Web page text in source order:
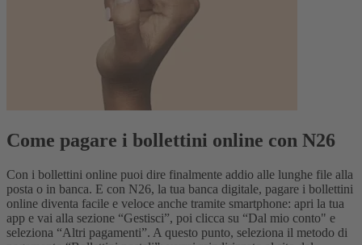
Come pagare i bollettini online con N26
Con i bollettini online puoi dire finalmente addio alle lunghe file alla
posta o in banca. E con N26, la tua banca digitale, pagare i bollettini
online diventa facile e veloce anche tramite smartphone: apri la tua
app e vai alla sezione “Gestisci”, poi clicca su “Dal mio conto" e
seleziona “Altri pagamenti”. A questo punto, seleziona il metodo di